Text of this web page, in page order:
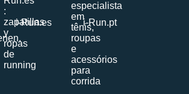
i-Run.es i-Run.pt